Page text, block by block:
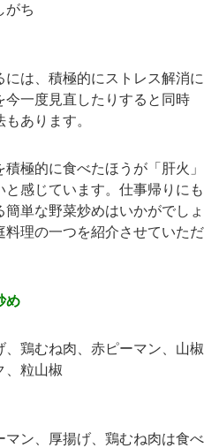
がち
には、積極的にストレス解消に
一度見直したりすると同時
あります。
極的に食べたほうが「肝火」
と感じています。仕事帰りにも
単な野菜炒めはいかがでしょ
料理の一つを紹介させていただ
め
、鶏むね肉、赤ピーマン、山椒
、粒山椒
ン、厚揚げ、鶏むね肉は食べ